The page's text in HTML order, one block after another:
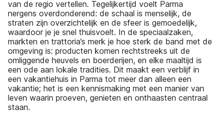
van de regio vertellen. Tegelijkertijd voelt Parma
nergens overdonderend: de schaal is menselijk, de
straten zijn overzichtelijk en de sfeer is gemoedelijk,
waardoor je je snel thuisvoelt. In de speciaalzaken,
markten en trattoria’s merk je hoe sterk de band met de
omgeving is: producten komen rechtstreeks uit de
omliggende heuvels en boerderijen, en elke maaltijd is
een ode aan lokale tradities. Dit maakt een verblijf in
een vakantiehuis in Parma tot meer dan alleen een
vakantie; het is een kennismaking met een manier van
leven waarin proeven, genieten en onthaasten centraal
staan.